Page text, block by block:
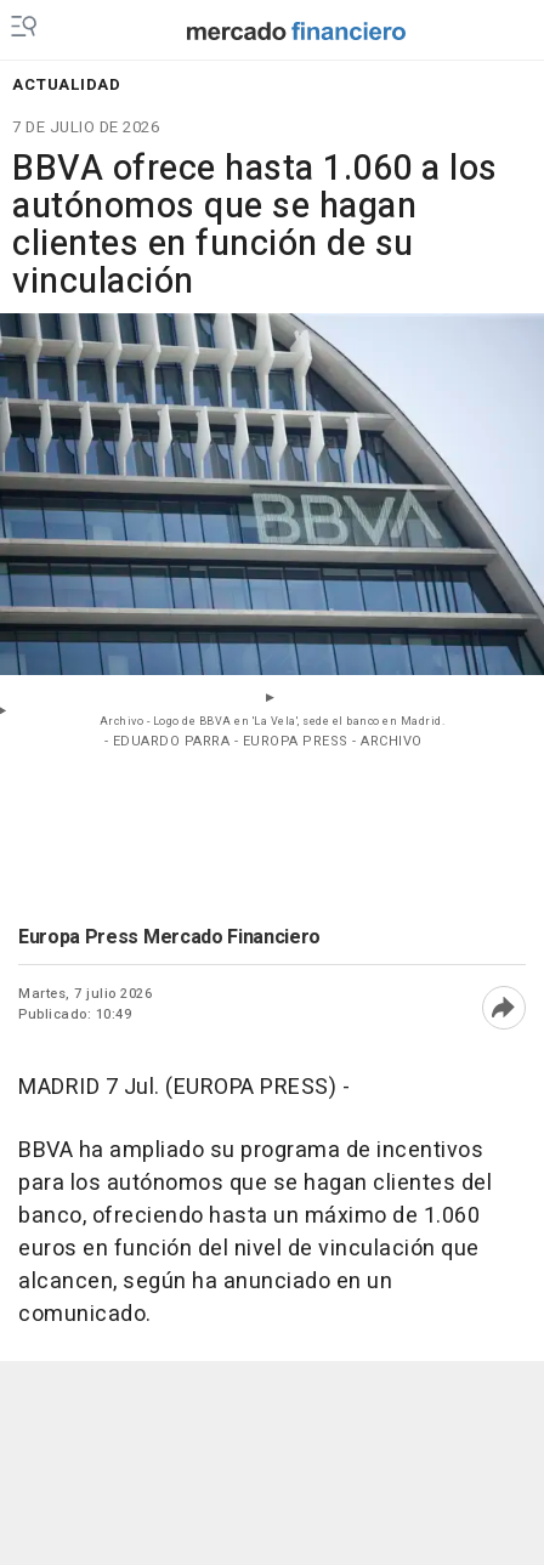
ACTUALIDAD
7 DE JULIO DE 2026
BBVA ofrece hasta 1.060 a los
autónomos que se hagan
clientes en función de su
vinculación
Archivo - Logo de BBVA en 'La Vela', sede el banco en Madrid.
- EDUARDO PARRA - EUROPA PRESS - ARCHIVO
Europa Press Mercado Financiero
Martes, 7 julio 2026
Publicado: 10:49
MADRID 7 Jul. (EUROPA PRESS) -
BBVA ha ampliado su programa de incentivos
para los autónomos que se hagan clientes del
banco, ofreciendo hasta un máximo de 1.060
euros en función del nivel de vinculación que
alcancen, según ha anunciado en un
comunicado.